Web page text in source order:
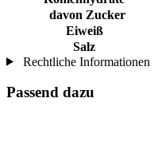
davon Zucker
Eiweiß
Salz
Rechtliche Informationen
Passend dazu